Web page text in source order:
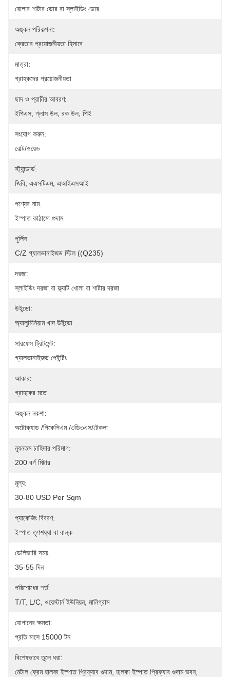
রোলার শাটার ডোর বা স্লাইডিং ডোর
অঙ্কন পরিকল্পনা:
ক্রেতার প্রয়োজনীয়তা হিসাবে
মাত্রা:
গ্রাহকদের প্রয়োজনীয়তা
ছাদ ও প্রাচীর আবরণ:
ইপিএস, গ্লাস উল, রক উল, পিই
সংযোগ করুন:
বোল্ট/ওয়েড
স্ট্যান্ডার্ড:
জিবি, এএসটিএম, এআইএসআই
পণ্যের নাম:
ইস্পাত কাঠামো গুদাম
পুর্লিন:
C/Z গ্যালভানাইজড স্টিল ((Q235)
দরজা:
স্লাইডিং দরজা বা ফ্ল্যাট খোলা বা শাটার দরজা
উইন্ডো:
অ্যালুমিনিয়াম খাদ উইন্ডো
সারফেস ট্রিটমেন্ট:
গ্যালভানাইজড পেইন্টিং
আকার:
গ্রাহকের মতে
অঙ্কন নকশা:
অটোক্যাড /পিকেপিএম /৩ডি৩এস/টেকলা
ন্যূনতম চাহিদার পরিমাণ:
200 বর্গ মিটার
মূল্য:
30-80 USD Per Sqm
প্যাকেজিং বিবরণ:
ইস্পাত তৃণশয্যা বা বাল্ক
ডেলিভারি সময়:
35-55 দিন
পরিশোধের শর্ত:
T/T, L/C, ওয়েস্টার্ন ইউনিয়ন, মানিগ্রাম
যোগানের ক্ষমতা:
প্রতি মাসে 15000 টন
বিশেষভাবে তুলে ধরা:
মেটাল ফ্রেম হালকা ইস্পাত প্রিফ্যাব গুদাম, হালকা ইস্পাত প্রিফ্যাব গুদাম ভবন,